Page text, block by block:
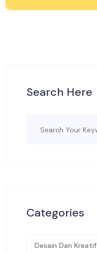
Search Here
Categories
Desain Dan Kreatif